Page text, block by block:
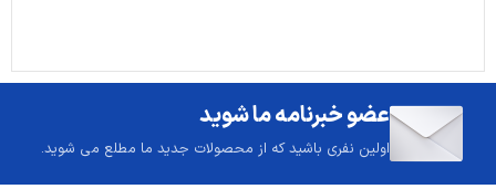
عضو خبرنامه ما شوید
اولین نفری باشید که از محصولات جدید ما مطلع می شوید.